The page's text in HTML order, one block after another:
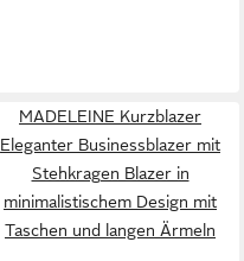
MADELEINE Kurzblazer
Eleganter Businessblazer mit
Stehkragen Blazer in
minimalistischem Design mit
Taschen und langen Ärmeln